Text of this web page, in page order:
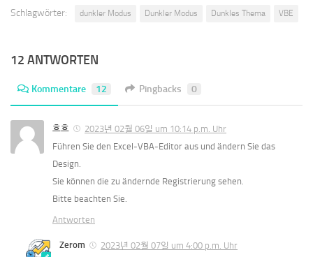
Schlagwörter: dunkler Modus Dunkler Modus Dunkles Thema VBE
12 ANTWORTEN
Kommentare 12 Pingbacks 0
흐흐
2023년 02월 06일 um 10:14 p.m. Uhr
Führen Sie den Excel-VBA-Editor aus und ändern Sie das
Design.
Sie können die zu ändernde Registrierung sehen.
Bitte beachten Sie.
Antworten
Zerom
2023년 02월 07일 um 4:00 p.m. Uhr